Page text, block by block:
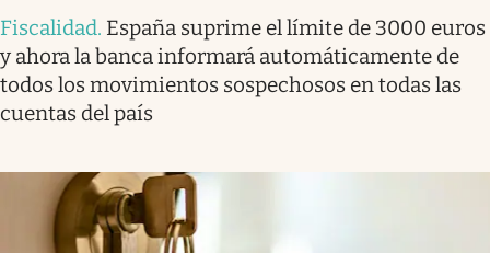
Fiscalidad. España suprime el límite de 3000 euros
y ahora la banca informará automáticamente de
todos los movimientos sospechosos en todas las
cuentas del país